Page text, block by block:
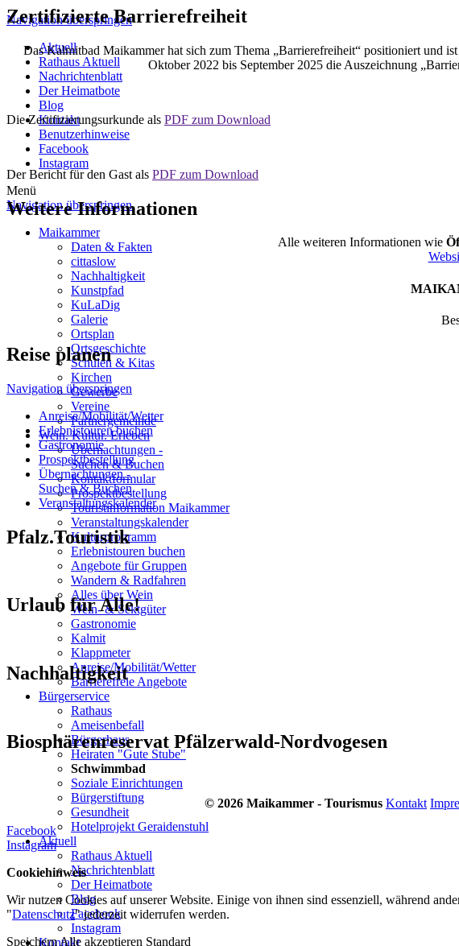
Navigation überspringen
Aktuell
Rathaus Aktuell
Nachrichtenblatt
Der Heimatbote
Blog
Kontakt
Benutzerhinweise
Facebook
Instagram
Menü
Navigation überspringen
Maikammer
Daten & Fakten
cittaslow
Nachhaltigkeit
Kunstpfad
KuLaDig
Galerie
Ortsplan
Ortsgeschichte
Schulen & Kitas
Kirchen
Gewerbe
Vereine
Partnergemeinde
Wein. Kultur. Erleben
Übernachtungen -
Suchen & Buchen
Kontaktformular
Prospektbestellung
Touristinformation Maikammer
Veranstaltungskalender
Kulturprogramm
Erlebnistouren buchen
Angebote für Gruppen
Wandern & Radfahren
Alles über Wein
Wein- & Sektgüter
Gastronomie
Kalmit
Klappmeter
Anreise/Mobilität/Wetter
Barrierefreie Angebote
Bürgerservice
Rathaus
Ameisenbefall
Bürgerhaus
Heiraten "Gute Stube"
Schwimmbad
Soziale Einrichtungen
Bürgerstiftung
Gesundheit
Hotelprojekt Geraidenstuhl
Aktuell
Rathaus Aktuell
Nachrichtenblatt
Der Heimatbote
Blog
Facebook
Instagram
Kontakt
Zertifizierte Barrierefreiheit
Das Kalmitbad Maikammer hat sich zum Thema „Barrierefreiheit“ positioniert und
Oktober 2022 bis September 2025 die Auszeichnung
Die Zertifizierungsurkunde als PDF zum Download
Der Bericht für den Gast als PDF zum Download
Weitere Informationen
Alle weiteren Informationen wie
Reise planen
Navigation überspringen
Anreise/Mobilität/Wetter
Erlebnistouren buchen
Gastronomie
Prospektbestellung
Übernachtungen -
Suchen & Buchen
Veranstaltungskalender
Pfalz.Touristik
Urlaub für Alle!
Nachhaltigkeit
Biosphärenreservat Pfälzerwald-Nordvogesen
© 2026 Maikammer - Tourismus Kontakt
Facebook
Instagram
Cookiehinweis
Wir nutzen Cookies auf unserer Website. Einige von ihnen sind essenziell, während
"Datenschutz" jederzeit widerrufen werden.
SpeichernAlle akzeptieren Standard